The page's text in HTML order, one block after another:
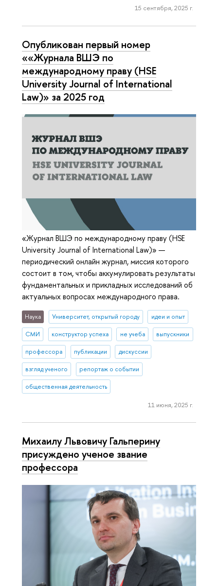
15 сентября, 2025 г.
Опубликован первый номер
««Журнала ВШЭ по
международному праву (HSE
University Journal of International
Law)» за 2025 год
«Журнал ВШЭ по международному праву (HSE
University Journal of International Law)» —
периодический онлайн журнал, миссия которого
состоит в том, чтобы аккумулировать результаты
фундаментальных и прикладных исследований об
актуальных вопросах международного права.
Наука Университет, открытый городу идеи и опыт
СМИ конструктор успеха не учеба выпускники
профессора публикации дискуссии
взгляд ученого репортаж о событии
общественная деятельность
11 июня, 2025 г.
Михаилу Львовичу Гальперину
присуждено ученое звание
профессора